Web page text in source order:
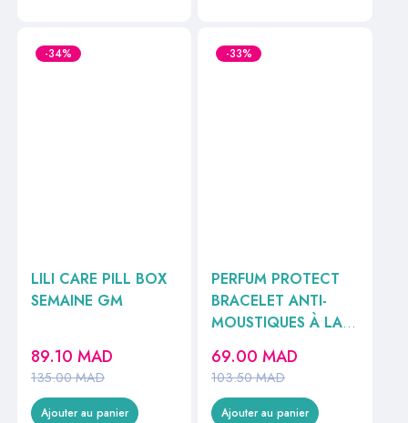
-34%
LILI CARE PILL BOX
SEMAINE GM
135.00MAD
89.10 MAD
Ajouter au panier
-33%
PERFUM PROTECT
BRACELET ANTI-
MOUSTIQUES À LA
CITRONNELLE
103.50MAD
69.00MAD
Ajouter au panier